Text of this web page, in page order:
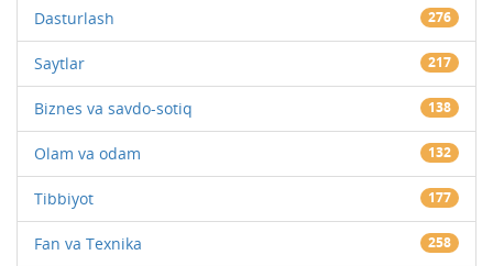
Dasturlash 276
Saytlar 217
Biznes va savdo-sotiq 138
Olam va odam 132
Tibbiyot 177
Fan va Texnika 258